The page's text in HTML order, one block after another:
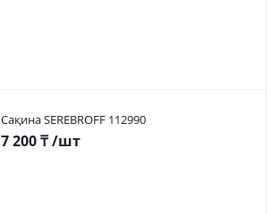
Сақина SEREBROFF 112990
7 200₸/шт